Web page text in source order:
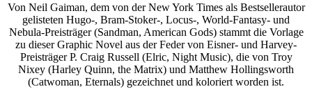
Von Neil Gaiman, dem von der New York Times als Bestsellerautor
gelisteten Hugo-, Bram-Stoker-, Locus-, World-Fantasy- und
Nebula-Preisträger (Sandman, American Gods) stammt die Vorlage
zu dieser Graphic Novel aus der Feder von Eisner- und Harvey-
Preisträger P. Craig Russell (Elric, Night Music), die von Troy
Nixey (Harley Quinn, the Matrix) und Matthew Hollingsworth
(Catwoman, Eternals) gezeichnet und koloriert worden ist.